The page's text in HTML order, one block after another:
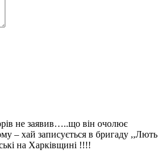
не заявив…..що він очолює
– хай записується в бригаду ,,Лють
на Харківщині !!!!